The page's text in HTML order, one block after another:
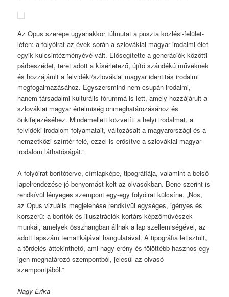
Az Opus szerepe ugyanakkor túlmutat a puszta közlési-felület-
léten: a folyóirat az évek során a szlovákiai magyar irodalmi élet
egyik kulcsintézményévé vált. Elősegítette a generációk közötti
párbeszédet, teret adott a kísérletező, újító szándékú műveknek
és hozzájárult a felvidéki/szlovákiai magyar identitás irodalmi
megfogalmazásához. Egyszersmind nem csupán irodalmi,
hanem társadalmi-kulturális fórummá is lett, amely hozzájárult a
szlovákiai magyar értelmiség önmeghatározásához és
önkifejezéséhez. Mindemellett közvetíti a helyi irodalmat, a
felvidéki irodalom folyamatait, változásait a magyarországi és a
nemzetközi színtér felé, ezzel is erősítve a szlovákiai magyar
irodalom láthatóságát.”
A folyóirat borítóterve, címlapképe, tipográfiája, valamint a belső
lapelrendezése jó benyomást kelt az olvasókban. Bene szerint is
rendkívül lényeges szempont egy-egy folyóirat külcsíne. „Nos,
az Opus vizuális megjelenése rendkívül egységes, igényes és
korszerű: a borítók és illusztrációk kortárs képzőművészek
munkái, amelyek összhangban állnak a lap szellemiségével, az
adott lapszám tematikájával hangulatával. A tipográfia letisztult,
a tördelés áttekinthető, ami nagy erény és fölöttébb hasznos egy
igen meghatározó szempontból, jelesül az olvasó
szempontjából.”
Nagy Erika